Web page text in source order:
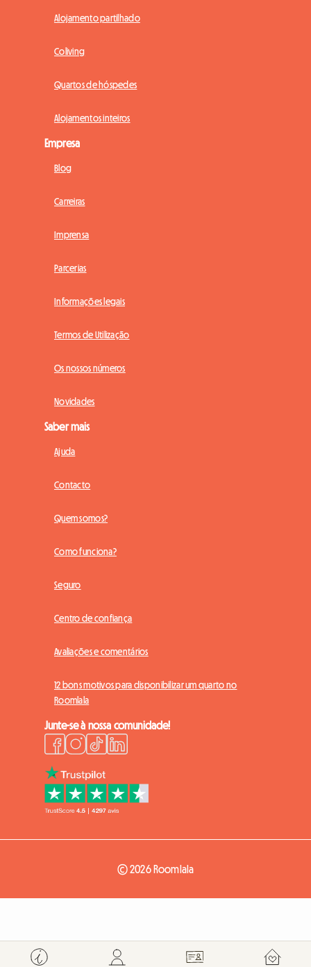
Alojamento partilhado
Coliving
Quartos de hóspedes
Alojamentos inteiros
Empresa
Blog
Carreiras
Imprensa
Parcerias
Informações legais
Termos de Utilização
Os nossos números
Novidades
Saber mais
Ajuda
Contacto
Quem somos?
Como funciona?
Seguro
Centro de confiança
Avaliações e comentários
12 bons motivos para disponibilizar um quarto no
Roomlala
Junte-se à nossa comunidade!
© 2026 Roomlala